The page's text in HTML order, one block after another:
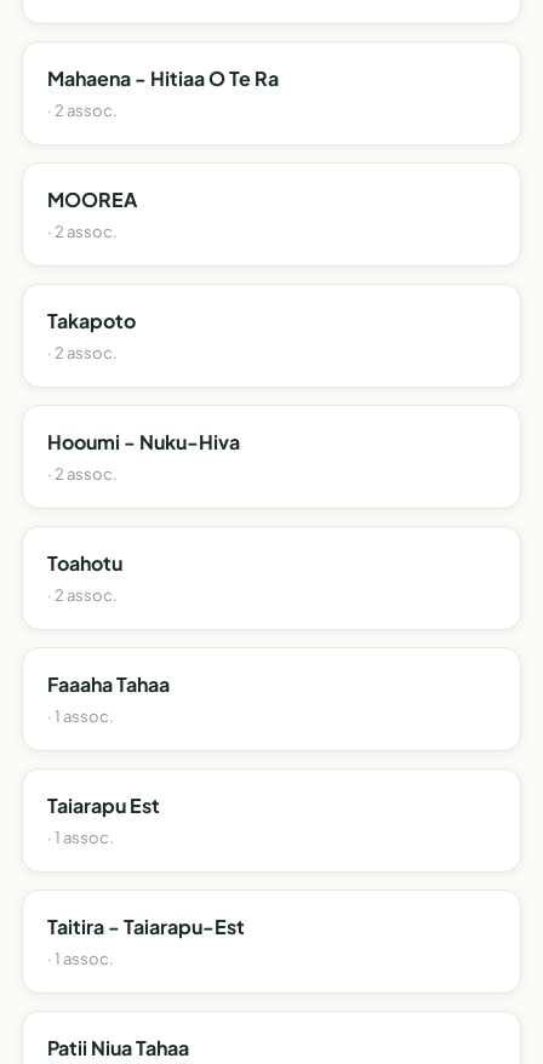
Mahaena - Hitiaa O Te Ra
· 2 assoc.
MOOREA
· 2 assoc.
Takapoto
· 2 assoc.
Hooumi - Nuku-Hiva
· 2 assoc.
Toahotu
· 2 assoc.
Faaaha Tahaa
· 1 assoc.
Taiarapu Est
· 1 assoc.
Taitira - Taiarapu-Est
· 1 assoc.
Patii Niua Tahaa